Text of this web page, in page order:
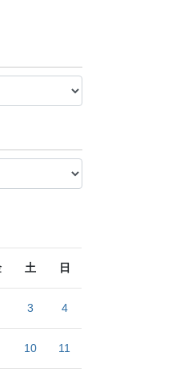
土 日
3 4
10 11